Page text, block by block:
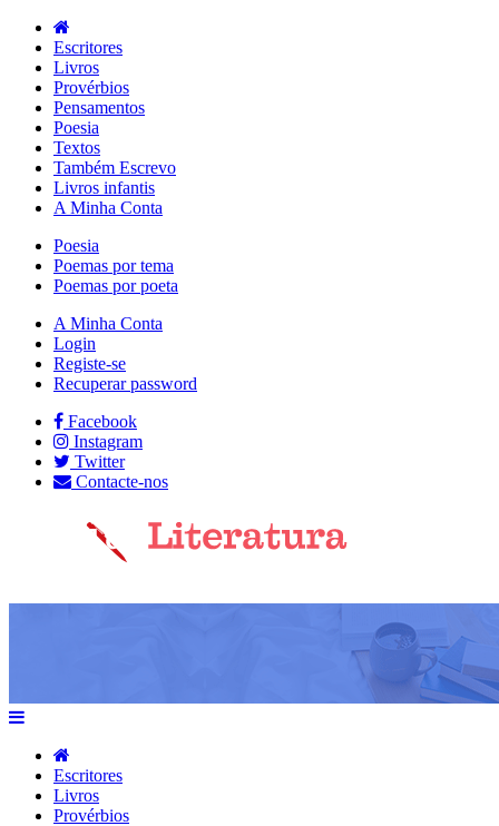
Escritores
Livros
Provérbios
Pensamentos
Poesia
Textos
Também Escrevo
Livros infantis
A Minha Conta
Poesia
Poemas por tema
Poemas por poeta
A Minha Conta
Login
Registe-se
Recuperar password
Facebook
Instagram
Twitter
Contacte-nos
Escritores
Livros
Provérbios